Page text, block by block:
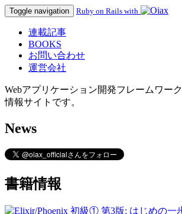
Toggle navigation Ruby on Rails with
連載記事
BOOKS
お問い合わせ
運営会社
Webアプリケーション開発フレームワーク
情報サイトです。
News
書籍情報